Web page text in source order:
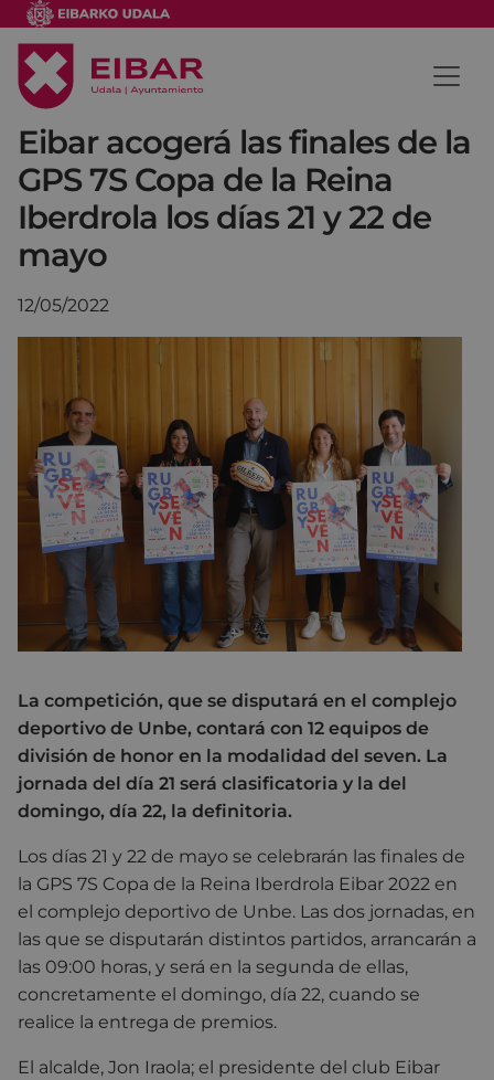
Eibar acogerá las finales de la
GPS 7S Copa de la Reina
Iberdrola los días 21 y 22 de
mayo
12/05/2022
La competición, que se disputará en el complejo
deportivo de Unbe, contará con 12 equipos de
división de honor en la modalidad del seven. La
jornada del día 21 será clasificatoria y la del
domingo, día 22, la definitoria.
Los días 21 y 22 de mayo se celebrarán las finales de
la GPS 7S Copa de la Reina Iberdrola Eibar 2022 en
el complejo deportivo de Unbe. Las dos jornadas, en
las que se disputarán distintos partidos, arrancarán a
las 09:00 horas, y será en la segunda de ellas,
concretamente el domingo, día 22, cuando se
realice la entrega de premios.
El alcalde, Jon Iraola; el presidente del club Eibar